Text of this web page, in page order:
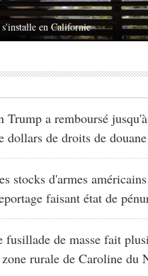
en Californie
a remboursé
dollars de droits de douane
stocks d'armes
faisant état de
fusillade de masse fait
rurale de Caroline du